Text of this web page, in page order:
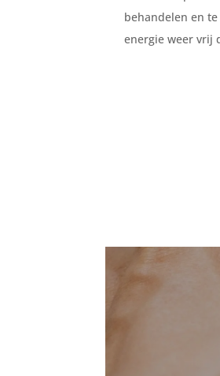
behandelen en
energie weer vrij